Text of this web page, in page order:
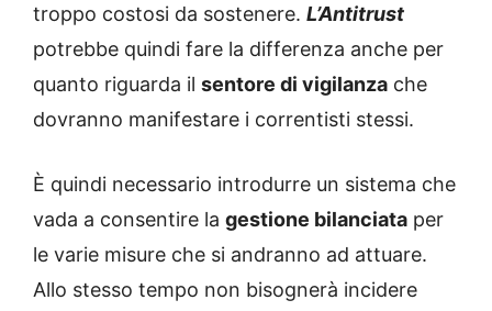
troppo costosi da sostenere. L’Antitrust
potrebbe quindi fare la differenza anche per
quanto riguarda il sentore di vigilanza che
dovranno manifestare i correntisti stessi.
È quindi necessario introdurre un sistema che
vada a consentire la gestione bilanciata per
le varie misure che si andranno ad attuare.
Allo stesso tempo non bisognerà incidere